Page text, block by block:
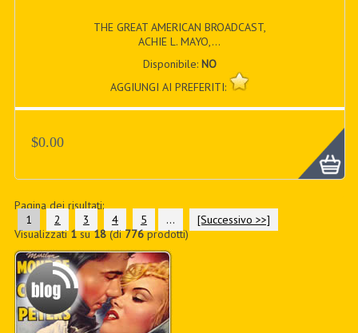
THE GREAT AMERICAN BROADCAST,
ACHIE L. MAYO,...
Disponibile: NO
AGGIUNGI AI PREFERITI:
$0.00
Pagina dei risultati:
1
2 3 4 5 ...
[Successivo >>]
Visualizzati1su18(di776prodotti)